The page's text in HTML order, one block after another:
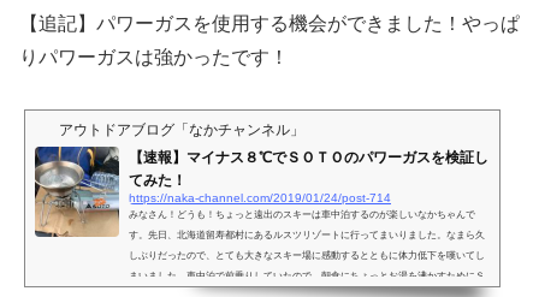
【追記】パワーガスを使用する機会ができました！やっぱ
りパワーガスは強かったです！
アウトドアブログ「なかチャンネル」
【速報】マイナス８℃でＳＯＴＯのパワーガスを検証し
てみた！
https://naka-channel.com/2019/01/24/post-714
みなさん！どうも！ちょっと遠出のスキーは車中泊するのが楽しいなかちゃんで
す。先日、北海道留寿都村にあるルスツリゾートに行ってまいりました。なまら久
しぶりだったので、とても大きなスキー場に感動するとともに体力低下を嘆いてし
まいました。車中泊で前乗りしていたので、朝食にちょっとお湯を沸かすためにＳ